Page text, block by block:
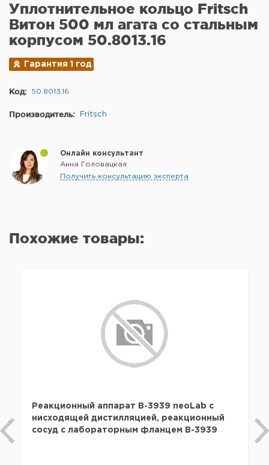
Уплотнительное кольцо Fritsch
Витон 500 мл агата со стальным
корпусом 50.8013.16
Гарантия 1 год
Код: 50.8013.16
Производитель: Fritsch
Онлайн консультант
Анна Головацкая
Получить консультацию эксперта
Похожие товары:
Реакционный аппарат B-3939 neoLab с
нисходящей дистилляцией, реакционный
сосуд с лабораторным фланцем B-3939